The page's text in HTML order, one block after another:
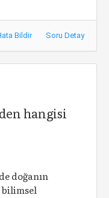
Bildir Soru Detay
hangisi
doğanın
bilimsel